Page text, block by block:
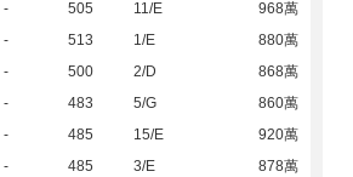
- 505 11/E
968萬
- 513 1/E
880萬
- 500 2/D
868萬
- 483 5/G
860萬
- 485 15/E
920萬
- 485 3/E
878萬